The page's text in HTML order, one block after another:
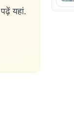
यहां.